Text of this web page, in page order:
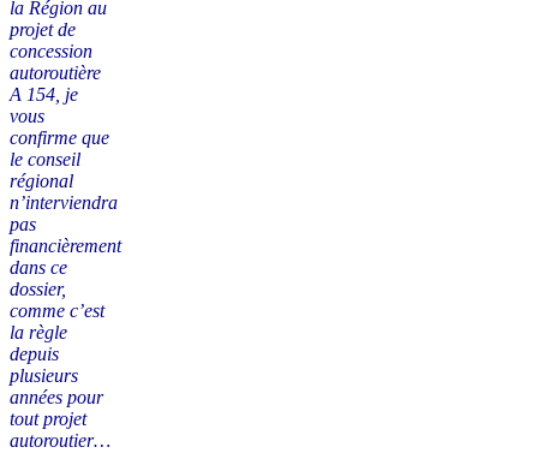
la Région au
projet de
concession
autoroutière
A 154, je
vous
confirme que
le conseil
régional
n’interviendra
pas
financièrement
dans ce
dossier,
comme c’est
la règle
depuis
plusieurs
années pour
tout projet
autoroutier…